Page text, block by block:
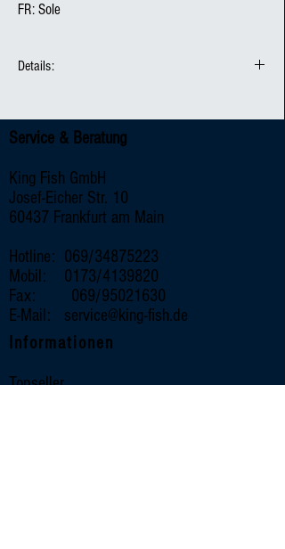
FR: Sole
Details:
Fanggebiet / Herkunft: FAO 27 / Niederlande
Fangmethode: Grundschleppnetze
Service & Beratung
King Fish GmbH
Josef-Eicher Str. 10
60437 Frankfurt am Main
Hotline: 069/34875223
Mobil: 0173/4139820
Fax: 069/95021630
E-Mail: service@king-fish.de
Informationen
Topseller